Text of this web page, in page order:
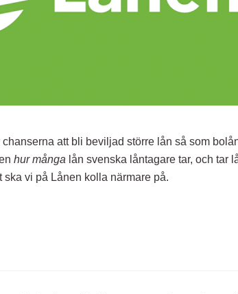
att bli beviljad större lån så som
hur många lån svenska låntagare tar, och tar
ska vi på Lånen kolla närmare på.